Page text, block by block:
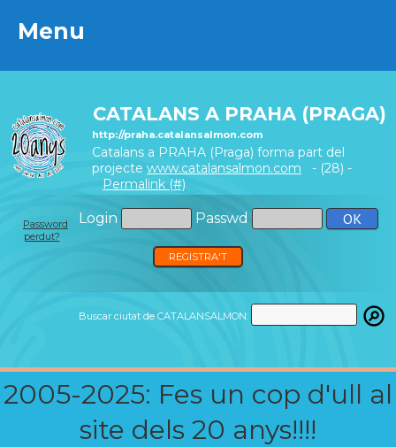
Menu
CATALANS A PRAHA (PRAGA)
http://praha.catalansalmon.com
Catalans a PRAHA (Praga) forma part del
projecte www.catalansalmon.com - (28) -
Permalink (#)
Login Passwd
Password
perdut?
REGISTRA'T
Buscar ciutat de CATALANSALMON:
2005-2025: Fes un cop d'ull al
site dels 20 anys!!!!
Menu